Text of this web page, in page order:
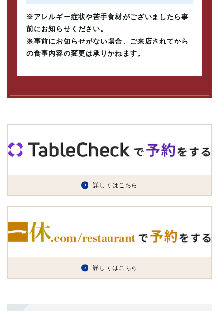
※アレルギー症状や苦手食材がございましたら事
前にお知らせください。
※事前にお知らせがない場合、ご来店されてから
の食事内容の変更は承りかねます。
詳しくはこちら
詳しくはこちら